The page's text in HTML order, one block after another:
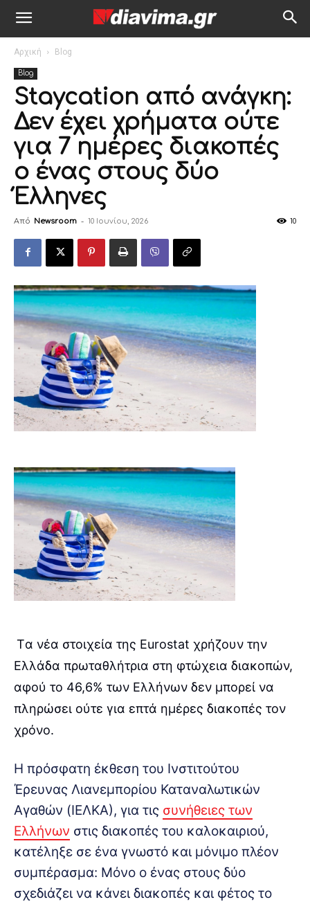
Αρχική Blog
Blog
Staycation από ανάγκη:
Δεν έχει χρήματα ούτε
για 7 ημέρες διακοπές
ο ένας στους δύο
Έλληνες
Από Newsroom - 10 Ιουνίου, 2026 10
Tα νέα στοιχεία της Εurostat χρήζουν την
Ελλάδα πρωταθλήτρια στη φτώχεια διακοπών,
αφού το 46,6% των Ελλήνων δεν μπορεί να
πληρώσει ούτε για επτά ημέρες διακοπές τον
χρόνο.
Η πρόσφατη έκθεση του Ινστιτούτου
Έρευνας Λιανεμπορίου Καταναλωτικών
Αγαθών (ΙΕΛΚΑ), για τις συνήθειες των
Ελλήνων στις διακοπές του καλοκαιριού,
κατέληξε σε ένα γνωστό και μόνιμο πλέον
συμπέρασμα: Μόνο ο ένας στους δύο
σχεδιάζει να κάνει διακοπές και φέτος το